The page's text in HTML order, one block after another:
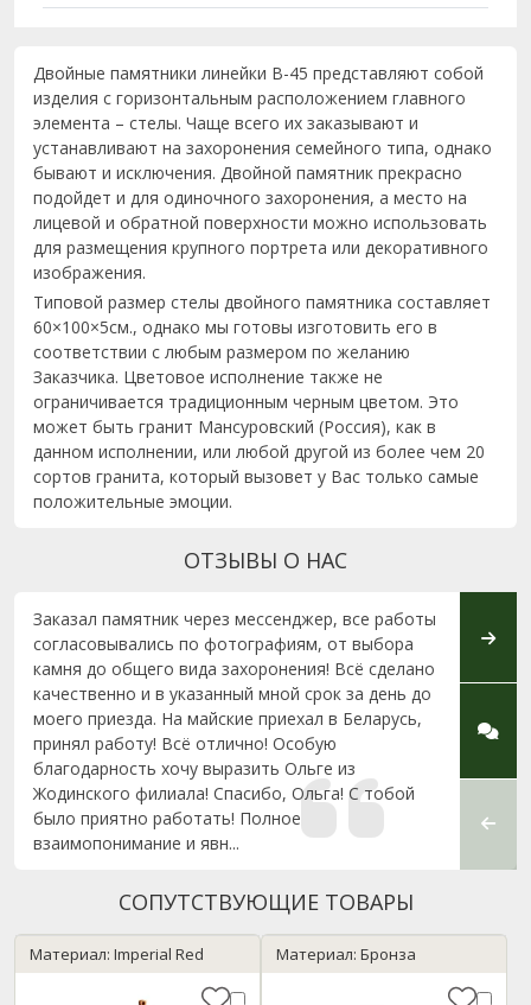
Двойные памятники линейки B-45 представляют собой
изделия с горизонтальным расположением главного
элемента – стелы. Чаще всего их заказывают и
устанавливают на захоронения семейного типа, однако
бывают и исключения. Двойной памятник прекрасно
подойдет и для одиночного захоронения, а место на
лицевой и обратной поверхности можно использовать
для размещения крупного портрета или декоративного
изображения.
Типовой размер стелы двойного памятника составляет
60×100×5см., однако мы готовы изготовить его в
соответствии с любым размером по желанию
Заказчика. Цветовое исполнение также не
ограничивается традиционным черным цветом. Это
может быть гранит Мансуровский (Россия), как в
данном исполнении, или любой другой из более чем 20
сортов гранита, который вызовет у Вас только самые
положительные эмоции.
ОТЗЫВЫ О НАС
Заказал памятник через мессенджер, все работы
согласовывались по фотографиям, от выбора
камня до общего вида захоронения! Всё сделано
качественно и в указанный мной срок за день до
моего приезда. На майские приехал в Беларусь,
принял работу! Всё отлично! Особую
благодарность хочу выразить Ольге из
Жодинского филиала! Спасибо, Ольга! С тобой
было приятно работать! Полное
взаимопонимание и явн...
хочу
за
СОПУТСТВУЮЩИЕ ТОВАРЫ
Материал: Imperial Red Материал: Бронза